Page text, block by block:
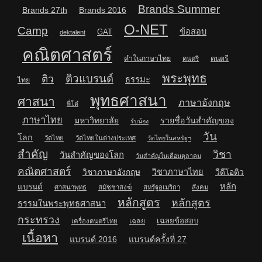
Brands 27th Brands 2016
Brands Summer
Camp
dektalent GAT O-NET ข้อสอบ
คณิตศาสตร์ คำในภาษาไทย ดนตรี ดนตรี
ไทย ติว ติวแบรนด์ ธรรมะ
พระพุทธ
ศาสนา
พี่โต๋ พุทธศาสนา ภาษาอังกฤษ
ภาษาไทย มหาวิทยาลัย รับน้อง
รายชื่อวันสำคัญของ
โลก
วัดไทย วัดไทยในต่างประเทศ วัดไทยในสหรัฐฯ
วัน
สำคัญ
วันสำคัญของโลก วันสำคัญในเดือนตุลาคม
วิชา
คณิตศาสตร์
วิชาภาษาอังกฤษ วิชาภาษาไทย
วีดีโอติว
แบรนด์
ศาสนาพุทธ สมัชชาสงฆ์ สหรัฐอเมริกา สังคม
หลัก
ธรรมในพระพุทธศาสนา
หลักสูตร
หลักสูตร
กระทรวง
เครื่องดนตรีไทย เฉลย เฉลยข้อสอบ
เนื้อหา แบรนด์ 2016 แบรนด์ครั้งที่ 27